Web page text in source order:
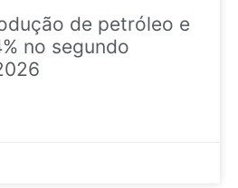
de petróleo e
no segundo